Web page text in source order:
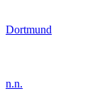
Dortmund
n.n.